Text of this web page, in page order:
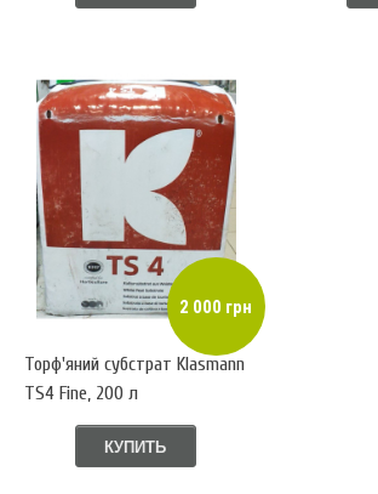
2 000 грн
Торф'яний субстрат Klasmann
TS4 Fine, 200 л
КУПИТЬ